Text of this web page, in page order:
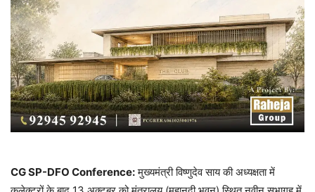
CG SP-DFO Conference:मुख्यमंत्री विष्णुदेव साय की अध्यक्षता में